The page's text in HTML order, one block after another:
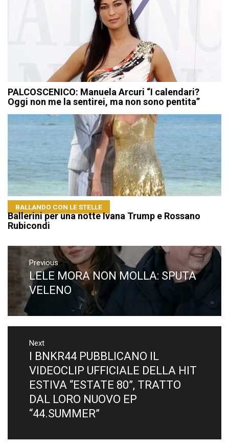
PALCOSCENICO: Manuela Arcuri “I calendari?
Oggi non me la sentirei, ma non sono pentita”
BALLANDO CON LE STELLE
Ballerini per una notte Ivana Trump e Rossano
Rubicondi
Navigazione
articoli
Previous
Previous
post:
LELE MORA NON MOLLA: SPUTA
VELENO
Next
Next
post:
I BNKR44 PUBBLICANO IL
VIDEOCLIP UFFICIALE DELLA HIT
ESTIVA “ESTATE 80”, TRATTO
DAL LORO NUOVO EP
“44.SUMMER”